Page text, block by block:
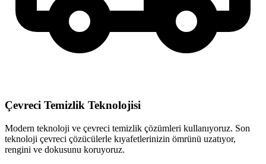
Çevreci Temizlik Teknolojisi
Modern teknoloji ve çevreci temizlik çözümleri kullanıyoruz. Son
teknoloji çevreci çözücülerle kıyafetlerinizin ömrünü uzatıyor,
rengini ve dokusunu koruyoruz.